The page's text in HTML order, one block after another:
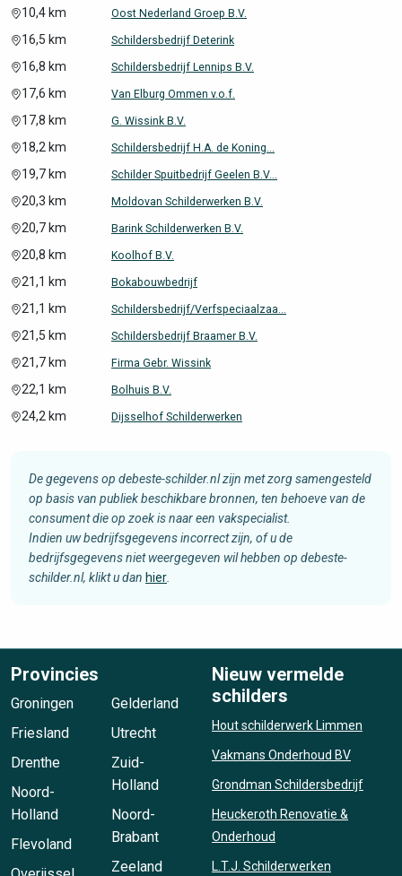
10,4 km Oost Nederland Groep B.V.
16,5 km Schildersbedrijf Deterink
16,8 km Schildersbedrijf Lennips B.V.
17,6 km Van Elburg Ommen v.o.f.
17,8 km G. Wissink B.V.
18,2 km Schildersbedrijf H.A. de Koning...
19,7 km Schilder Spuitbedrijf Geelen B.V...
20,3 km Moldovan Schilderwerken B.V.
20,7 km Barink Schilderwerken B.V.
20,8 km Koolhof B.V.
21,1 km Bokabouwbedrijf
21,1 km Schildersbedrijf/Verfspeciaalzaa...
21,5 km Schildersbedrijf Braamer B.V.
21,7 km Firma Gebr. Wissink
22,1 km Bolhuis B.V.
24,2 km Dijsselhof Schilderwerken
De gegevens op debeste-schilder.nl zijn met zorg samengesteld
op basis van publiek beschikbare bronnen, ten behoeve van de
consument die op zoek is naar een vakspecialist.
Indien uw bedrijfsgegevens incorrect zijn, of u de
bedrijfsgegevens niet weergegeven wil hebben op debeste-
schilder.nl, klikt u dan hier
Provincies
Groningen
Friesland
Drenthe
Noord-
Holland
Flevoland
Gelderland
Utrecht
Zuid-
Holland
Noord-
Brabant
Zeeland
Nieuw vermelde
schilders
Hout schilderwerk Limmen
Vakmans Onderhoud BV
Grondman Schildersbedrijf
Heuckeroth Renovatie &
Onderhoud
L.T.J. Schilderwerken